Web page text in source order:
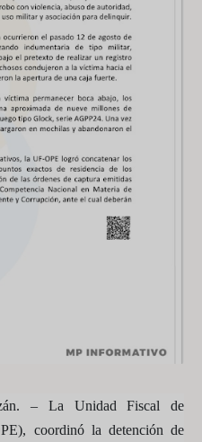
–
La Unidad Fiscal de
coordinó la detención de